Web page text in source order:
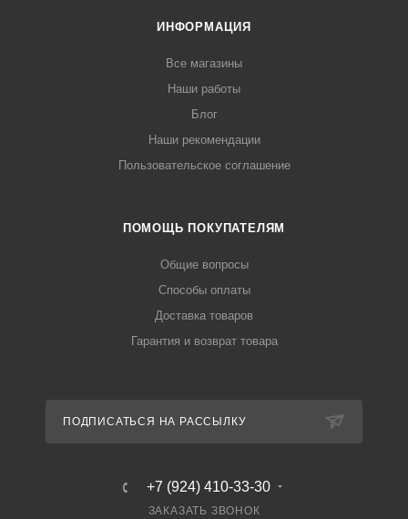
ИНФОРМАЦИЯ
Все магазины
Наши работы
Блог
Наши рекомендации
Пользовательское соглашение
ПОМОЩЬ ПОКУПАТЕЛЯМ
Общие вопросы
Способы оплаты
Доставка товаров
Гарантия и возврат товара
ПОДПИСАТЬСЯ НА РАССЫЛКУ
+7 (924) 410-33-30
ЗАКАЗАТЬ ЗВОНОК